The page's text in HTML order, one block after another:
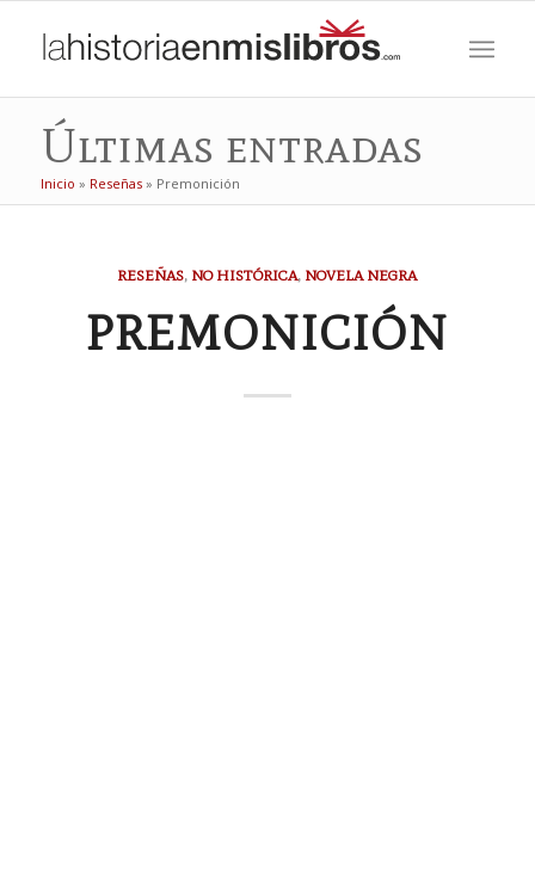
Últimas entradas
Inicio » Reseñas» Premonición
RESEÑAS, NO HISTÓRICA, NOVELA NEGRA
PREMONICIÓN